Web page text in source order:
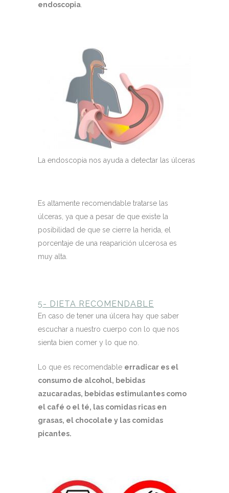
endoscopia
La endoscopia nos ayuda a detectar las úlceras
Es altamente recomendable tratarse las
úlceras, ya que a pesar de que existe la
posibilidad de que se cierre la herida, el
porcentaje de una reaparición ulcerosa es
muy alta.
5- DIETA RECOMENDABLE
En caso de tener una úlcera hay que saber
escuchar a nuestro cuerpo con lo que nos
sienta bien comer y lo que no.
Lo que es recomendable erradicar es el
consumo de alcohol, bebidas
azucaradas, bebidas estimulantes como
el café o el té, las comidas ricas en
grasas, el chocolate y las comidas
picantes.